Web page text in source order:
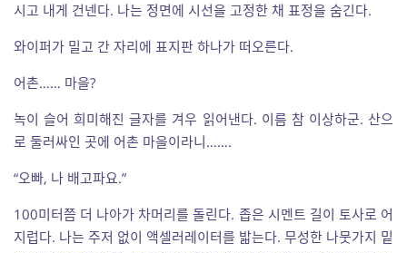
시고 내게 건넨다. 나는 정면에 시선을 고정한 채 표정을 숨긴다.
와이퍼가 밀고 간 자리에 표지판 하나가 떠오른다.
어촌…… 마을?
녹이 슬어 희미해진 글자를 겨우 읽어낸다. 이름 참 이상하군. 산으
로 둘러싸인 곳에 어촌 마을이라니…….
“오빠, 나 배고파요.”
100미터쯤 더 나아가 차머리를 돌린다. 좁은 시멘트 길이 토사로 어
지럽다. 나는 주저 없이 액셀러레이터를 밟는다. 무성한 나뭇가지 밑